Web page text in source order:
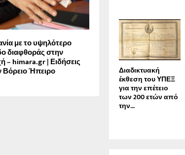
με το υψηλότερο
διαφθοράς στην
– himara.gr | Ειδήσεις
Βόρειο Ήπειρο Διαδικτυακή
έκθεση του ΥΠΕΞ
για την επέτειο
των 200 ετών από
την...